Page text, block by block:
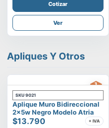
Cotizar
Ver
Apliques Y Otros
SKU 9021
Aplique Muro Bidireccional
2x5w Negro Modelo Atria
$13.790 + IVA